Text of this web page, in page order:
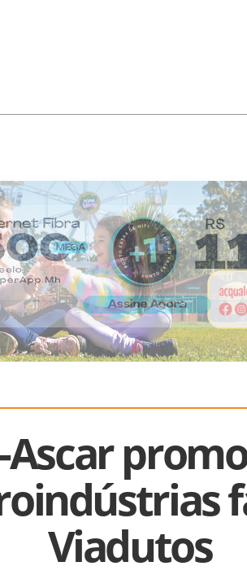
Ascar
Viadutos